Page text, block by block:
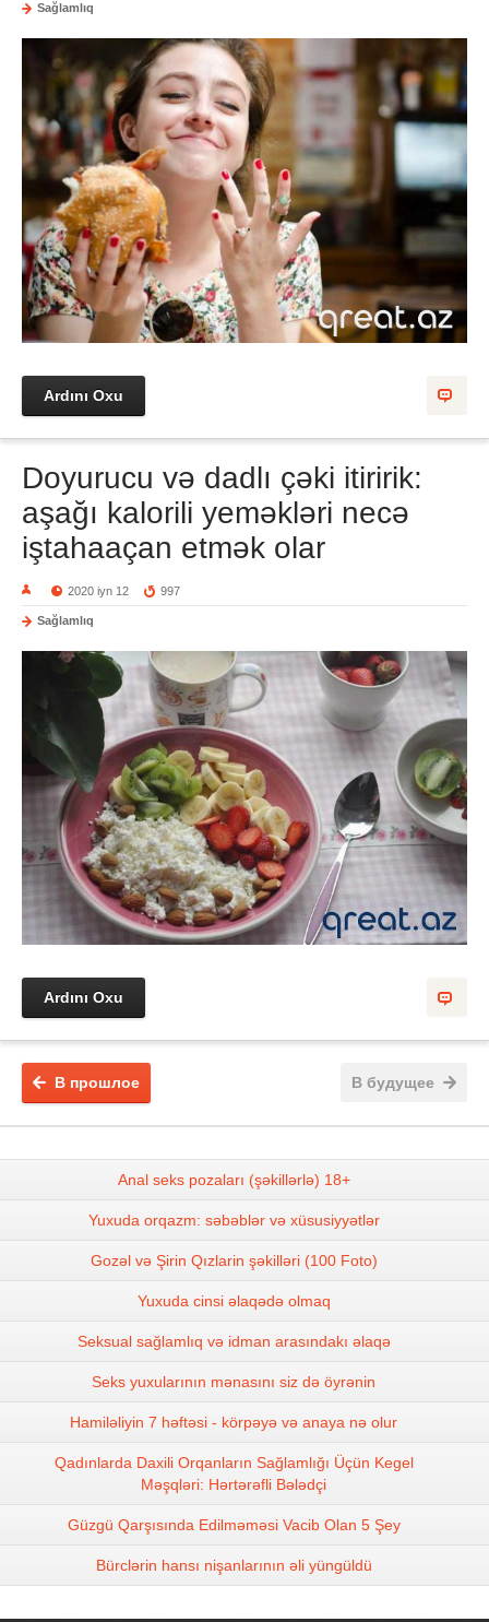
Sağlamlıq
Ardını Oxu
Doyurucu və dadlı çəki itiririk:
aşağı kalorili yeməkləri necə
iştahaaçan etmək olar
2020 iyn 12 997
Sağlamlıq
Ardını Oxu
В будущее
В прошлое
Anal seks pozaları (şəkillərlə) 18+
Yuxuda orqazm: səbəblər və xüsusiyyətlər
Gozəl və Şirin Qızlarin şəkilləri (100 Foto)
Yuxuda cinsi əlaqədə olmaq
Seksual sağlamlıq və idman arasındakı əlaqə
Seks yuxularının mənasını siz də öyrənin
Hamiləliyin 7 həftəsi - körpəyə və anaya nə olur
Qadınlarda Daxili Orqanların Sağlamlığı Üçün Kegel
Məşqləri: Hərtərəfli Bələdçi
Güzgü Qarşısında Edilməməsi Vacib Olan 5 Şey
Bürclərin hansı nişanlarının əli yüngüldü